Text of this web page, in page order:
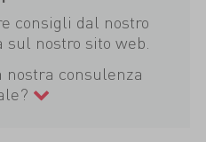
consigli dal nostro
sul nostro sito web.
nostra consulenza